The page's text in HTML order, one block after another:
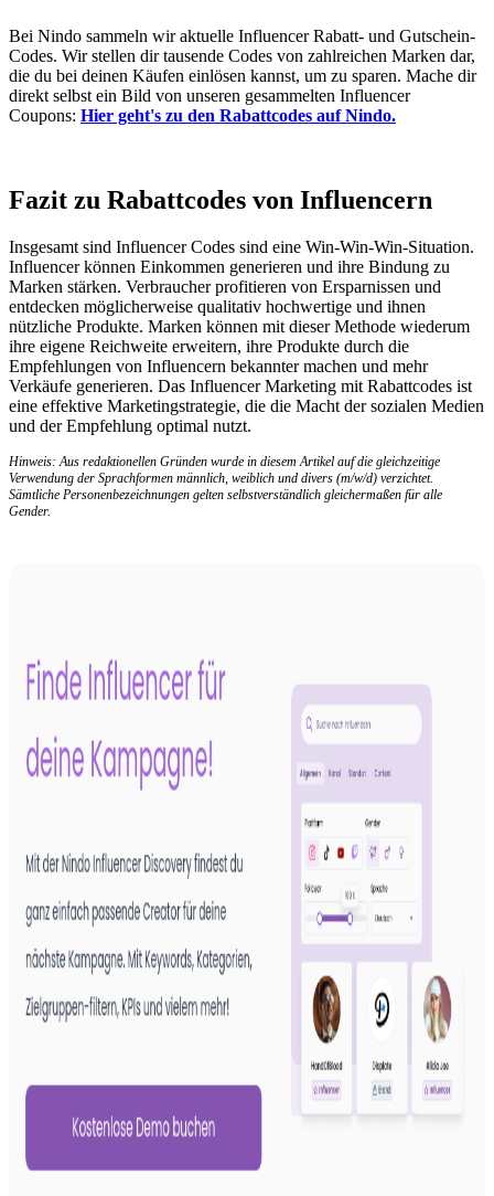
Bei Nindo sammeln wir aktuelle Influencer Rabatt- und Gutschein-
Codes. Wir stellen dir tausende Codes von zahlreichen Marken dar,
die du bei deinen Käufen einlösen kannst, um zu sparen. Mache dir
direkt selbst ein Bild von unseren gesammelten Influencer
Coupons: Hier geht's zu den Rabattcodes auf Nindo.
Fazit zu Rabattcodes von Influencern
Insgesamt sind Influencer Codes sind eine Win-Win-Win-Situation.
Influencer können Einkommen generieren und ihre Bindung zu
Marken stärken. Verbraucher profitieren von Ersparnissen und
entdecken möglicherweise qualitativ hochwertige und ihnen
nützliche Produkte. Marken können mit dieser Methode wiederum
ihre eigene Reichweite erweitern, ihre Produkte durch die
Empfehlungen von Influencern bekannter machen und mehr
Verkäufe generieren. Das Influencer Marketing mit Rabattcodes ist
eine effektive Marketingstrategie, die die Macht der sozialen Medien
und der Empfehlung optimal nutzt.
Hinweis: Aus redaktionellen Gründen wurde in diesem Artikel auf die gleichzeitige
Verwendung der Sprachformen männlich, weiblich und divers (m/w/d) verzichtet.
Sämtliche Personenbezeichnungen gelten selbstverständlich gleichermaßen für alle
Gender.